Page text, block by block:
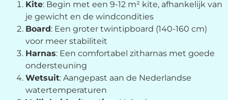
Kite: Begin met een 9-12 m² kite, afhankelijk van
je gewicht en de windcondities
Board: Een groter twintipboard (140-160 cm)
voor meer stabiliteit
Harnas: Een comfortabel zitharnas met goede
ondersteuning
Wetsuit: Aangepast aan de Nederlandse
watertemperaturen